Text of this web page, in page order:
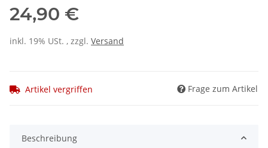
24,90 €
inkl. 19% USt. , zzgl. Versand
Artikel vergriffen Frage zum Artikel
Beschreibung